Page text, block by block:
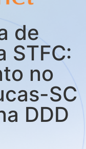
de
STFC:
no
SC
DDD